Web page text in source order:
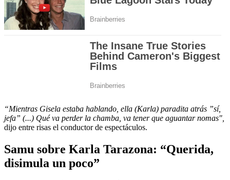
“Mientras Gisela estaba hablando, ella (Karla) paradita atrás ”sí,
jefa” (...) Qué va perder la chamba, va tener que aguantar nomas",
dijo entre risas el conductor de espectáculos.
Samu sobre Karla Tarazona: “Querida,
disimula un poco”